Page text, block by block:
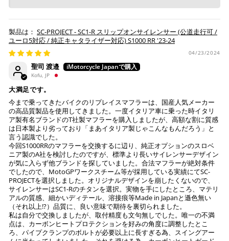
SC-PROJECT - SC1-R スリップオンサイレンサー (公道走行可 /
ユーロ5対応 / 純正キャタライザー対応) S1000 RR '23-24
04/23/2024
聖司 渡邉
Kofu, JP
大満足です。
今まで乗ってきたバイクのリプレイスマフラーは、国産人気メーカー
の高品質製品を使用してきました。一度イタリア車に乗った時イタリ
ア製有名ブランドのT社製マフラーを購入しましたが、高額な割に質感
は日本製より劣っており「まあイタリア製じゃこんなもんだろう」と
言う認識でした。
今回S1000RRのマフラーを交換するに辺り、純正オプションのスロベ
ニア製のA社を検討したのですが、標準より長いサイレンサーデザイン
が気に入らず他ブランドを探していました。合法マフラーが絶対条件
でしたので、MotoGPワークスチーム等が採用している実績にてSC-
PROJECTを選択しました。オリジナルデザインを崩したくないので、
サイレンサーはSC1-Rのチタンを選択。実物を手にしたところ、マテリ
アルの質感、細かいディテール、溶接痕等Made in Japanと遜色無い
（それ以上!?）品質に、良い意味で期待を裏切られました。
私は自分で交換しましたが、取付精度も文句無しでした。唯一の不満
点は、カーボンヒートプロテクションを好みの角度に調整したとこ
ろ、パイプクランプのボルトが必要以上に長すぎる為、スイングアー